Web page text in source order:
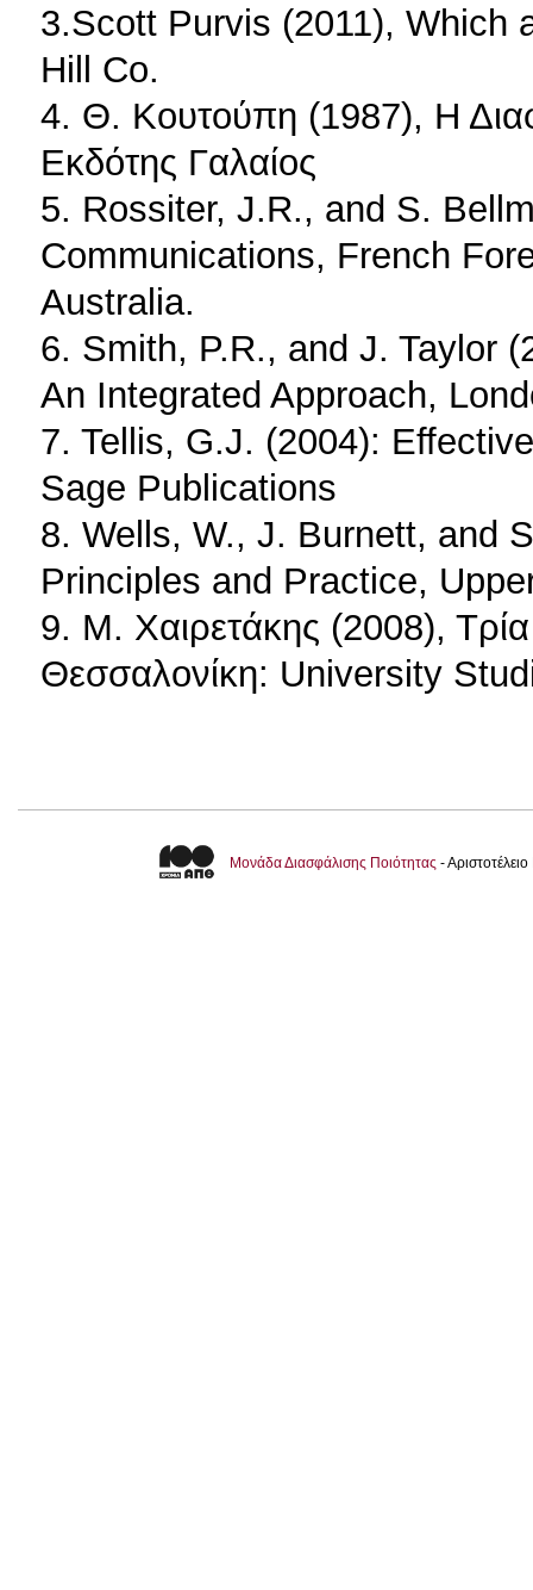
3.Scott Purvis (2011), Which
Hill Co.
4. Θ. Κουτούπη (1987), Η
Εκδότης Γαλαίος
5. Rossiter, J.R., and S.
Communications, French
Australia.
6. Smith, P.R., and J. Taylor
An Integrated Approach,
7. Tellis, G.J. (2004):
Sage Publications
8. Wells, W., J. Burnett, and
Principles and Practice,
9. Μ. Χαιρετάκης (2008), Τρία
Θεσσαλονίκη: University
Μονάδα Διασφάλισης Ποιότητας -